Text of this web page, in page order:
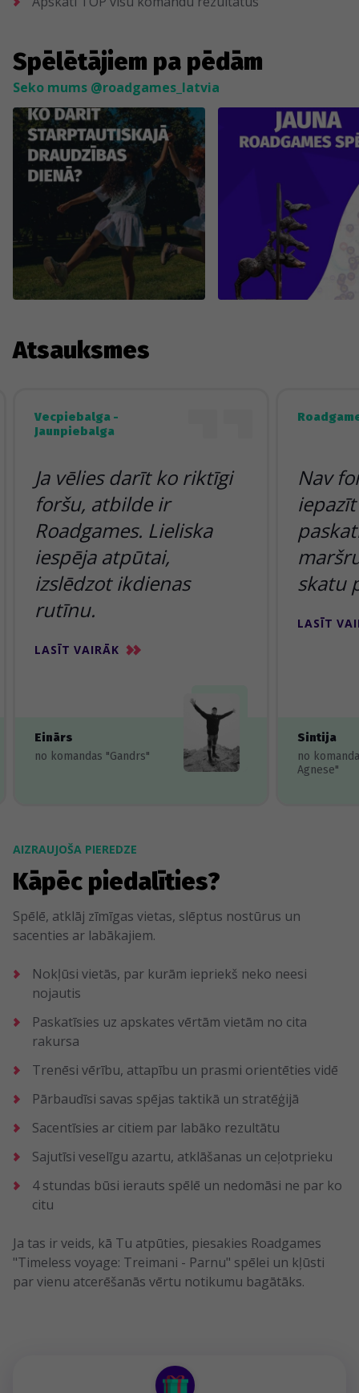
Spēlētājiem pa pēdām
Seko mums @roadgames_latvia
Atsauksmes
Vecpiebalga -
Jaunpiebalga
Ja vēlies darīt ko riktīgi
foršu, atbilde ir
Roadgames. Lieliska
iespēja atpūtai,
izslēdzot ikdienas
rutīnu.
LASĪT VAIRĀK
Einārs
no komandas "Gandrs"
Nav
skatu
LASĪT
Sintija
no
Agnese"
AIZRAUJOŠA PIEREDZE
Kāpēc piedalīties?
Spēlē, atklāj zīmīgas vietas, slēptus nostūrus un
sacenties ar labākajiem.
Nokļūsi vietās, par kurām iepriekš neko neesi
nojautis
Paskatīsies uz apskates vērtām vietām no cita
rakursa
Trenēsi vērību, attapību un prasmi orientēties vidē
Pārbaudīsi savas spējas taktikā un stratēģijā
Sacentīsies ar citiem par labāko rezultātu
Sajutīsi veselīgu azartu, atklāšanas un ceļotprieku
4 stundas būsi ierauts spēlē un nedomāsi ne par ko
citu
Ja tas ir veids, kā Tu atpūties, piesakies Roadgames
"Timeless voyage: Treimani - Parnu" spēlei un kļūsti
par vienu atcerēšanās vērtu notikumu bagātāks.